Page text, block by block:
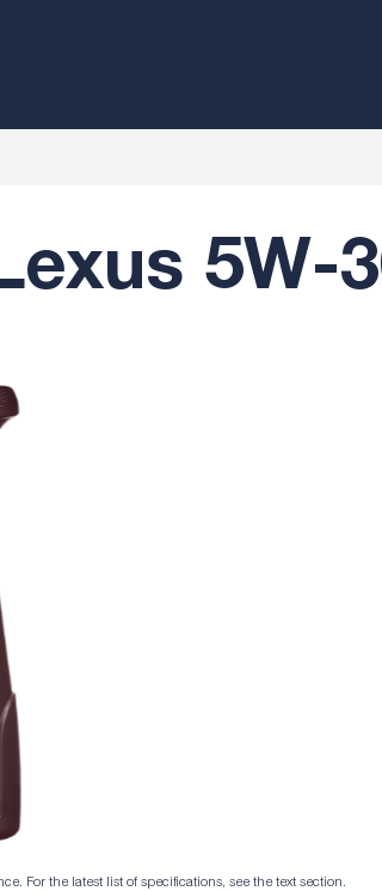
5W-
For the latest list of specifications, see the text section.